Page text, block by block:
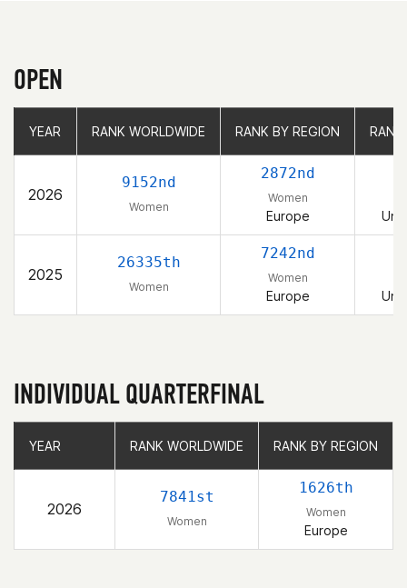
OPEN
YEAR RANK WORLDWIDE RANK BY REGION
2026
9152nd
Women
2872nd
Women
Europe
2025
26335th
Women
7242nd
Women
Europe
YEAR RANK WORLDWIDE RANK BY REGION
INDIVIDUAL QUARTERFINAL
YEAR RANK WORLDWIDE RANK BY REGION
2026
7841st
Women
1626th
Women
Europe
YEAR RANK WORLDWIDE RANK BY REGION